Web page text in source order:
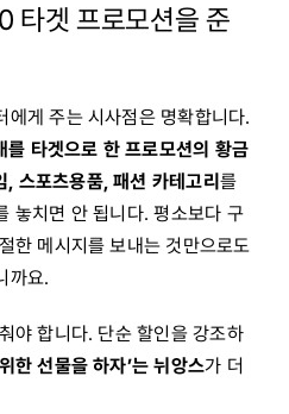
타겟 프로모션을 준
에게 주는 시사점은 명확합니다.
타겟으로 한 프로모션의 황금
, 스포츠용품, 패션 카테고리를
놓치면 안 됩니다. 평소보다 구
한 메시지를 보내는 것만으로도
까요.
야 합니다. 단순 할인을 강조하
한 선물을 하자’는 뉘앙스가 더